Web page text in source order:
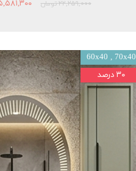
۲۲,۲۵۹,۰۰۰ تومان ۱۵,۵۸۱,۳۰۰
60x40 , 70x40
۳۰ درصد